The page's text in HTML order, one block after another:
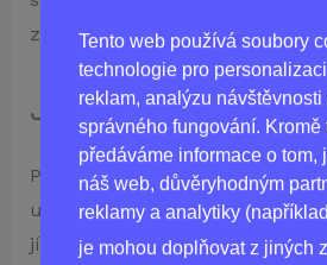
Tento web používá soubory
technologie pro
reklam, analýzu
správného fungování. Kromě
předáváme informace o tom,
náš web, důvěryhodným
reklamy a analytiky (například
je mohou doplňovat z jiných
zaručuje bezpečnost a
Jak Používat
Pro dosažení optimálních
užívat Easyloss 1-2krát denně,
jídle, doplněnou dostatečným